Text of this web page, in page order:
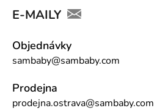
E-MAILY
Objednávky
sambaby@sambaby.com
Prodejna
prodejna.ostrava@sambaby.com